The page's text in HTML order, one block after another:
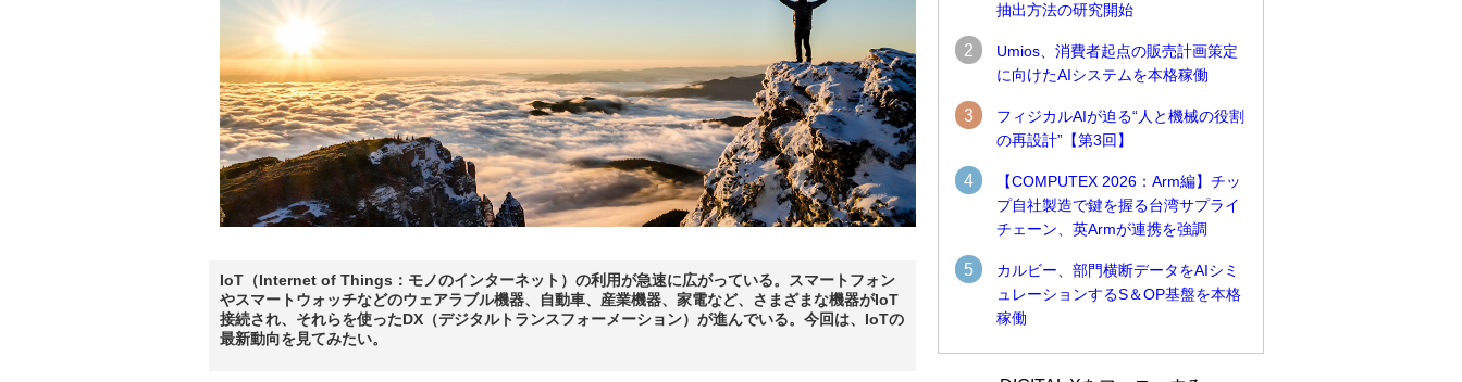
IoT（Internet of Things：モノのインターネット）の利用が急速に広がっている。スマートフォン
やスマートウォッチなどのウェアラブル機器、自動車、産業機器、家電など、さまざまな機器がIoT
接続され、それらを使ったDX（デジタルトランスフォーメーション）が進んでいる。今回は、IoTの
最新動向を見てみたい。
抽出方法の研究開始
2
Umios、消費者起点の販売計画策定
に向けたAIシステムを本格稼働
3
フィジカルAIが迫る“人と機械の役割
の再設計”【第3回】
4
【COMPUTEX 2026：Arm編】チッ
プ自社製造で鍵を握る台湾サプライ
チェーン、英Armが連携を強調
5
カルビー、部門横断データをAIシミ
ュレーションするS＆OP基盤を本格
稼働